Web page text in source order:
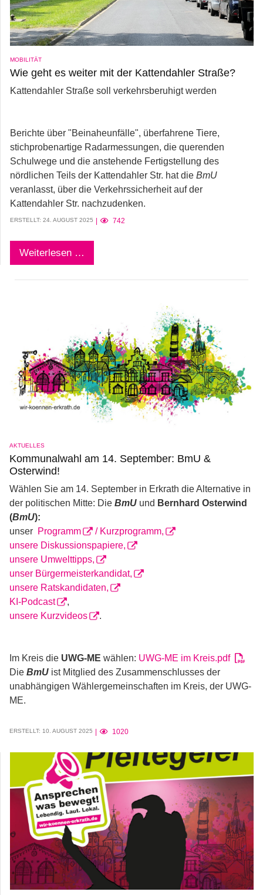
MOBILITÄT
Wie geht es weiter mit der Kattendahler Straße?
Kattendahler Straße soll verkehrsberuhigt werden
Berichte über "Beinaheunfälle", überfahrene Tiere,
stichprobenartige Radarmessungen, die querenden
Schulwege und die anstehende Fertigstellung des
nördlichen Teils der Kattendahler Str. hat die BmU
veranlasst, über die Verkehrssicherheit auf der
Kattendahler Str. nachzudenken.
ERSTELLT: 24. AUGUST 2025 742
Weiterlesen …
AKTUELLES
Kommunalwahl am 14. September: BmU &
Osterwind!
Wählen Sie am 14. September in Erkrath die Alternative in
der politischen Mitte: Die BmU und Bernhard Osterwind
(BmU):
unser Programm
/ Kurzprogramm,
unsere Diskussionspapiere,
unsere Umwelttipps,
unser Bürgermeisterkandidat,
unsere Ratskandidaten,
KI-Podcast
,
unsere Kurzvideos
.
Im Kreis die UWG-ME wählen: UWG-ME im Kreis.pdf
Die BmU ist Mitglied des Zusammenschlusses der
unabhängigen Wählergemeinschaften im Kreis, der UWG-
ME.
ERSTELLT: 10. AUGUST 2025 1020